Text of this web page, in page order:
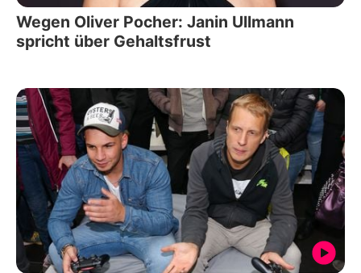
Wegen Oliver Pocher: Janin Ullmann
spricht über Gehaltsfrust